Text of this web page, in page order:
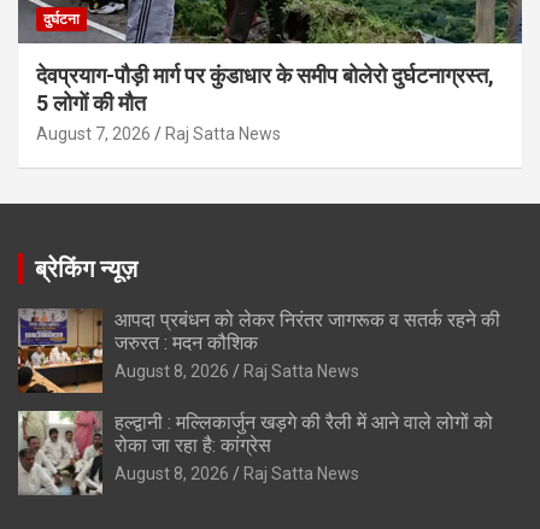
दुर्घटना
देवप्रयाग-पौड़ी मार्ग पर कुंडाधार के समीप बोलेरो दुर्घटनाग्रस्त,
5 लोगों की मौत
August 7, 2026 Raj Satta News
ब्रेकिंग न्यूज़
आपदा प्रबंधन को लेकर निरंतर जागरूक व सतर्क रहने की
जरुरत : मदन कौशिक
August 8, 2026 Raj Satta News
हल्द्वानी : मल्लिकार्जुन खड़गे की रैली में आने वाले लोगों को
रोका जा रहा है: कांग्रेस
August 8, 2026 Raj Satta News